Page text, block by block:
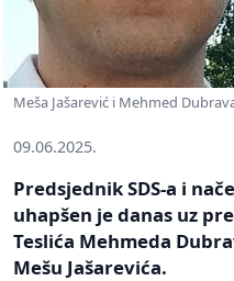
Meša Jašarević i Mehmed
09.06.2025.
Predsjednik SDS-a i
uhapšen je danas uz
Teslića Mehmeda
Mešu Jašarevića.